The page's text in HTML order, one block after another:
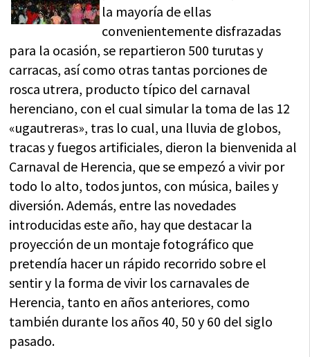
la mayoría de ellas
convenientemente disfrazadas
para la ocasión, se repartieron 500 turutas y
carracas, así como otras tantas porciones de
rosca utrera, producto típico del carnaval
herenciano, con el cual simular la toma de las 12
«ugautreras», tras lo cual, una lluvia de globos,
tracas y fuegos artificiales, dieron la bienvenida al
Carnaval de Herencia, que se empezó a vivir por
todo lo alto, todos juntos, con música, bailes y
diversión. Además, entre las novedades
introducidas este año, hay que destacar la
proyección de un montaje fotográfico que
pretendía hacer un rápido recorrido sobre el
sentir y la forma de vivir los carnavales de
Herencia, tanto en años anteriores, como
también durante los años 40, 50 y 60 del siglo
pasado.